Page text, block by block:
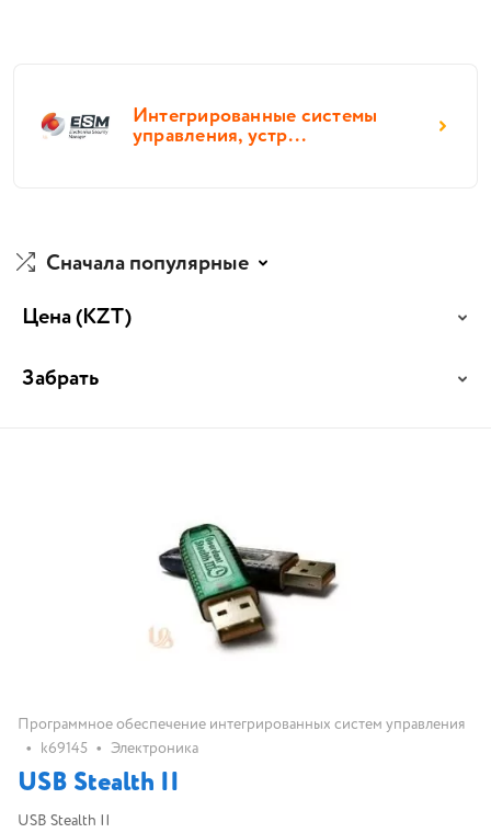
Интегрированные системы
управления, устр...
Сначала популярные
Цена(KZT)
Забрать
Программное обеспечение интегрированных систем управления
• k69145 • Электроника
USB Stealth II
USB Stealth II